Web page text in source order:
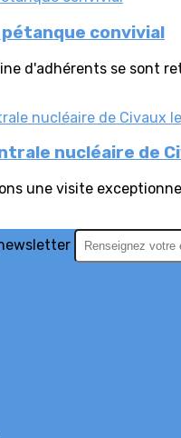
convivial
d'adhérents se sont
nucléaire de
une visite